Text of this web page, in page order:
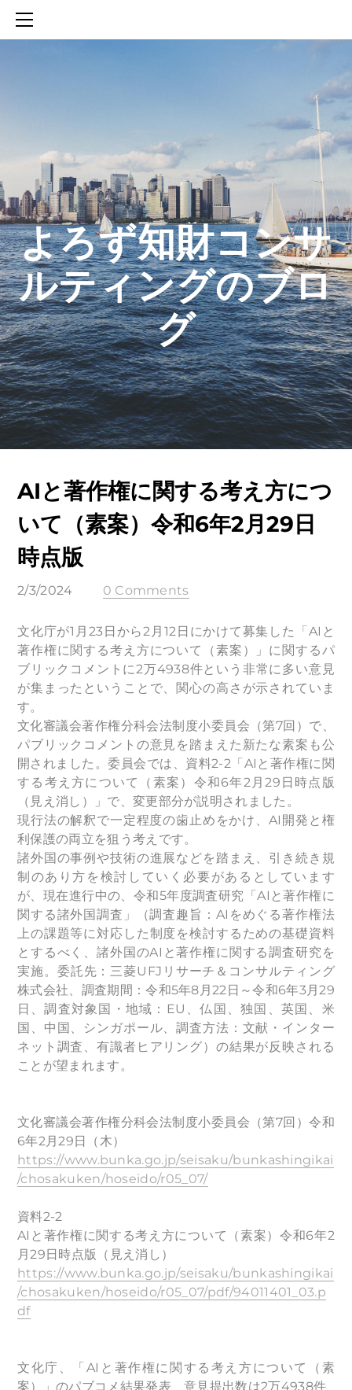
​よろず知財コンサ
ルティングのブロ
グ
AIと著作権に関する考え方につ
いて（素案）令和6年2月29日
時点版
2/3/2024 0 Comments
文化庁が1月23日から2月12日にかけて募集した「AIと
著作権に関する考え方について（素案）」に関するパ
ブリックコメントに2万4938件という非常に多い意見
が集まったということで、関心の高さが示されていま
す。
文化審議会著作権分科会法制度小委員会（第7回）で、
パブリックコメントの意見を踏まえた新たな素案も公
開されました。委員会では、資料2-2「AIと著作権に関
する考え方について（素案）令和6年2月29日時点版
（見え消し）」で、変更部分が説明されました。
現行法の解釈で一定程度の歯止めをかけ、AI開発と権
利保護の両立を狙う考えです。
諸外国の事例や技術の進展などを踏まえ、引き続き規
制のあり方を検討していく必要があるとしています
が、現在進行中の、令和5年度調査研究「AIと著作権に
関する諸外国調査」（調査趣旨：AIをめぐる著作権法
上の課題等に対応した制度を検討するための基礎資料
とするべく、諸外国のAIと著作権に関する調査研究を
実施。委託先：三菱UFJリサーチ＆コンサルティング
株式会社、調査期間：令和5年8月22日～令和6年3月29
日、調査対象国・地域：EU、仏国、独国、英国、米
国、中国、シンガポール、調査方法：文献・インター
ネット調査、有識者ヒアリング）の結果が反映される
ことが望まれます。
文化審議会著作権分科会法制度小委員会（第7回）令和
6年2月29日（木）
https://www.bunka.go.jp/seisaku/bunkashingikai
/chosakuken/hoseido/r05_07/
資料2-2
AIと著作権に関する考え方について（素案）令和6年2
月29日時点版（見え消し）
https://www.bunka.go.jp/seisaku/bunkashingikai
/chosakuken/hoseido/r05_07/pdf/94011401_03.p
df
文化庁、「AIと著作権に関する考え方について（素
案）」のパブコメ結果発表 意見提出数は2万4938件
SERVICES
知財活動のROICへの貢献
生成AIを活用した知財戦略の策定方法
生成AIとの「壁打ち」で、新たな発明を創出する方法